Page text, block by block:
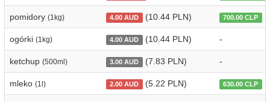
pomidory (1kg) 4.00 AUD (10.44 PLN) 700.00 CLP
ogórki (1kg) 4.00 AUD (10.44 PLN) -
ketchup (500ml) 3.00 AUD (7.83 PLN) -
mleko (1l) 2.00 AUD (5.22 PLN) 630.00 CLP